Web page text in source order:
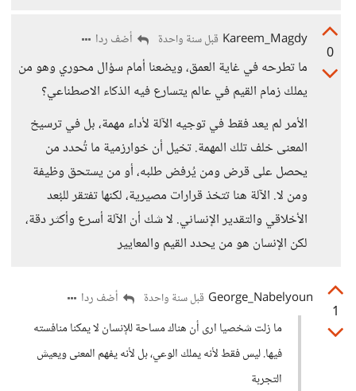
0
Kareem_Magdy قبل سنة واحدة أضف ردا
ما تطرحه في غاية العمق، ويضعنا أمام سؤال محوري وهو من
يملك زمام القيم في عالم يتسارع فيه الذكاء الاصطناعي؟
الأمر لم يعد فقط في توجيه الآلة لأداء مهمة، بل في ترسيخ
المعنى خلف تلك المهمة. تخيل أن خوارزمية ما تُحدد من
يحصل على قرض ومن يُرفض طلبه، أو من يستحق وظيفة
ومن لا. الآلة هنا تتخذ قرارات مصيرية، لكنها تفتقر للبُعد
الأخلاقي والتقدير الإنساني. لا شك أن الآلة أسرع وأكثر دقة،
لكن الإنسان هو من يحدد القيم والمعايير
1
George_Nabelyoun قبل سنة واحدة
أضف ردا
ما زلت شخصيا ارى أن هناك مساحة للإنسان لا يمكنا منافسته
فيها. ليس فقط لأنه يملك الوعي، بل لأنه يفهم المعنى ويعيش
التجربة